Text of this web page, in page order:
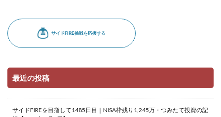
最近の投稿
サイドFIREを目指して1485日目｜NISA枠残り1,245万・つみたて投資の記